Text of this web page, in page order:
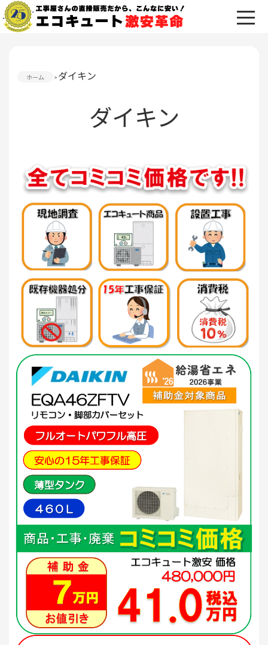
ホーム ダイキン
ダイキン